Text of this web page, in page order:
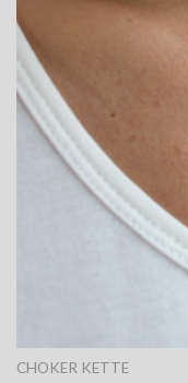
CHOKER KETTE